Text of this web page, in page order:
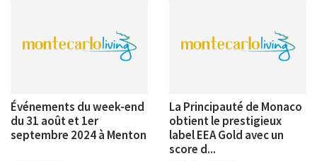
Événements du week-end
du 31 août et 1er
septembre 2024 à Menton
La Principauté de Monaco
obtient le prestigieux
label EEA Gold avec un
score d...